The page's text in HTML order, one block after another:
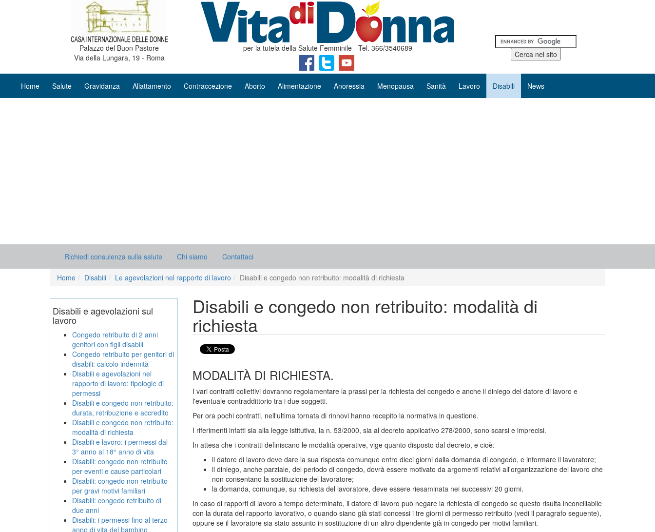
Palazzo del Buon Pastore
Via della Lungara, 19 - Roma
per la tutela della Salute Femminile - Tel. 366/3540689
Home Salute Gravidanza Allattamento Contraccezione Aborto Alimentazione Anoressia Menopausa Sanità Lavoro Disabili News
Richiedi consulenza sulla salute Chi siamo Contattaci
Home Disabili Le agevolazioni nel rapporto di lavoro Disabili e congedo non retribuito: modalità di richiesta
Disabili e congedo non retribuito: modalità di
richiesta
MODALITÀ DI RICHIESTA.
I vari contratti collettivi dovranno regolamentare la prassi per la richiesta del congedo e anche il diniego del datore di lavoro e
l'eventuale contraddittorio tra i due soggetti.
Per ora pochi contratti, nell'ultima tornata di rinnovi hanno recepito la normativa in questione.
I riferimenti infatti sia alla legge istitutiva, la n. 53/2000, sia al decreto applicativo 278/2000, sono scarsi e imprecisi.
In attesa che i contratti definiscano le modalità operative, vige quanto disposto dal decreto, e cioè:
il datore di lavoro deve dare la sua risposta comunque entro dieci giorni dalla domanda di congedo, e informare il lavoratore;
il diniego, anche parziale, del periodo di congedo, dovrà essere motivato da argomenti relativi all'organizzazione del lavoro che
non consentano la sostituzione del lavoratore;
la domanda, comunque, su richiesta del lavoratore, deve essere riesaminata nei successivi 20 giorni.
In caso di rapporti di lavoro a tempo determinato, il datore di lavoro può negare la richiesta di congedo se questo risulta inconciliabile
con la durata del rapporto lavorativo, o quando siano già stati concessi i tre giorni di permesso retribuito (vedi il paragrafo seguente),
oppure se il lavoratore sia stato assunto in sostituzione di un altro dipendente già in congedo per motivi familiari.
Disabili e agevolazioni sul
lavoro
Congedo retribuito di 2 anni
genitori con figli disabili
Congedo retribuito per genitori di
disabili: calcolo indennità
Disabili e agevolazioni nel
rapporto di lavoro: tipologie di
permessi
Disabili e congedo non retribuito:
durata, retribuzione e accredito
Disabili e congedo non retribuito:
modalità di richiesta
Disabili e lavoro: i permessi dal
3° anno al 18° anno di vita
Disabili: congedo non retribuito
per eventi e cause particolari
Disabili: congedo non retribuito
per gravi motivi familiari
Disabili: congedo retribuito di
due anni
Disabili: i permessi fino al terzo
anno di vita del bambino